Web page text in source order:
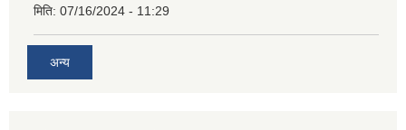
मिति: 07/16/2024 - 11:29
अन्य